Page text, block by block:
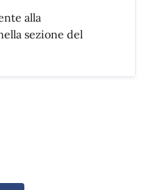
alla
sezione del